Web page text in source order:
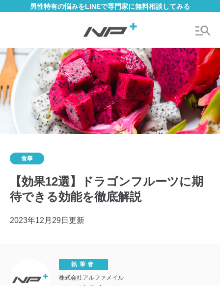
男性特有の悩みをLINEで専門家に無料相談してみる
食事
【効果12選】ドラゴンフルーツに期
待できる効能を徹底解説
2023年12月29日更新
執筆者
株式会社アルファメイル